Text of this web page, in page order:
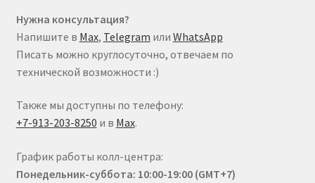
Нужна консультация?
Напишите в Max, Telegram или WhatsApp
Писать можно круглосуточно, отвечаем по
технической возможности :)
Также мы доступны по телефону:
+7-913-203-8250 и в Max.
График работы колл-центра:
Понедельник-суббота: 10:00-19:00 (GMT+7)